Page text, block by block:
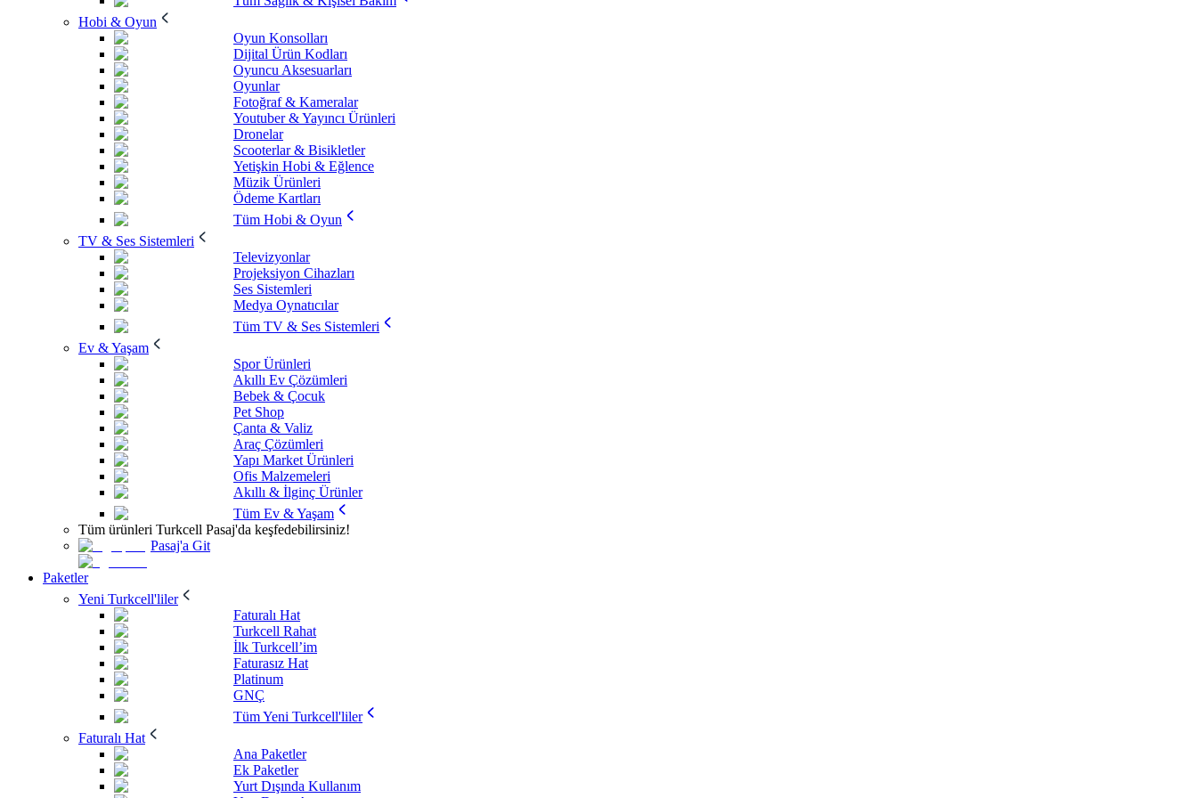
Hobi & Oyun
Oyun Konsolları
Dijital Ürün Kodları
Oyuncu Aksesuarları
Oyunlar
Fotoğraf & Kameralar
Youtuber & Yayıncı Ürünleri
Dronelar
Scooterlar & Bisikletler
Yetişkin Hobi & Eğlence
Müzik Ürünleri
Ödeme Kartları
Tüm Hobi & Oyun
TV & Ses Sistemleri
Televizyonlar
Projeksiyon Cihazları
Ses Sistemleri
Medya Oynatıcılar
Tüm TV & Ses Sistemleri
Ev & Yaşam
Spor Ürünleri
Akıllı Ev Çözümleri
Bebek & Çocuk
Pet Shop
Çanta & Valiz
Araç Çözümleri
Yapı Market Ürünleri
Ofis Malzemeleri
Akıllı & İlginç Ürünler
Tüm Ev & Yaşam
Tüm ürünleri Turkcell Pasaj'da keşfedebilirsiniz!
Pasaj'a Git
Paketler
Yeni Turkcell'liler
Faturalı Hat
Turkcell Rahat
İlk Turkcell’im
Faturasız Hat
Platinum
GNÇ
Tüm Yeni Turkcell'liler
Faturalı Hat
Ana Paketler
Ek Paketler
Yurt Dışında Kullanım